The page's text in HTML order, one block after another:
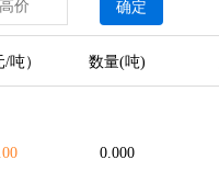
确定
吨） 数量(吨)
0.000